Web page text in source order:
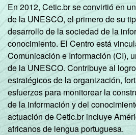
En 2012, Cetic.br se convirtió en
de la UNESCO, el primero de su
desarrollo de la sociedad de la
conocimiento. El Centro está
Comunicación e Información (CI),
de la UNESCO. Contribuye al
estratégicos de la organización,
esfuerzos para monitorear la
de la información y del
actuación de Cetic.br incluye
africanos de lengua portuguesa.